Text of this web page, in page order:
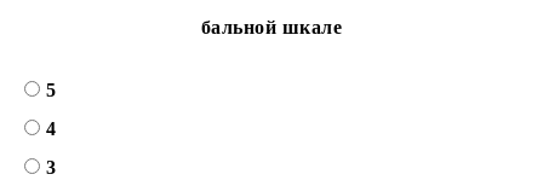
бальной шкале
5
4
3